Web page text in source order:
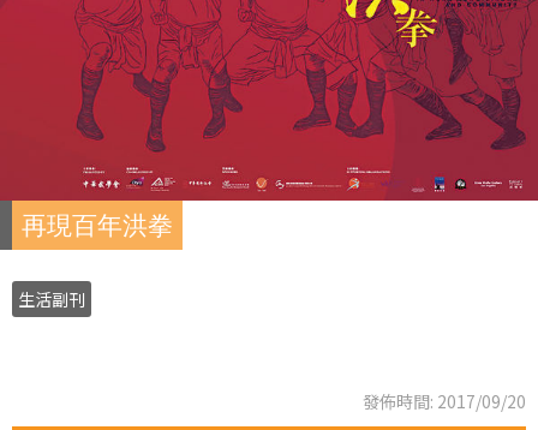
再現百年洪拳
生活副刊
發佈時間: 2017/09/20